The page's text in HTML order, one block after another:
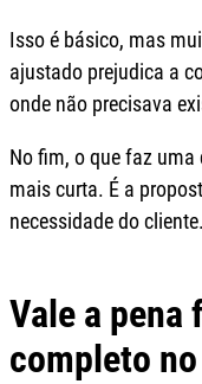
Isso é básico, mas
ajustado prejudica a
onde não precisava
No fim, o que faz
mais curta. É a
necessidade do cliente.
Vale a pena
completo